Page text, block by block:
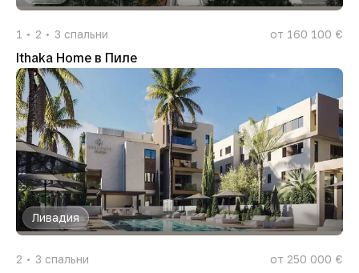
1 2 3 спальни от 160 100 €
Ithaka Home в Пиле
Ливадия
2 3 спальни от 250 000 €